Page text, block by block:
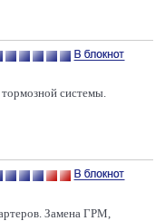
системы.
Замена ГРМ,